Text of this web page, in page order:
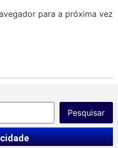
para a próxima vez
Pesquisar